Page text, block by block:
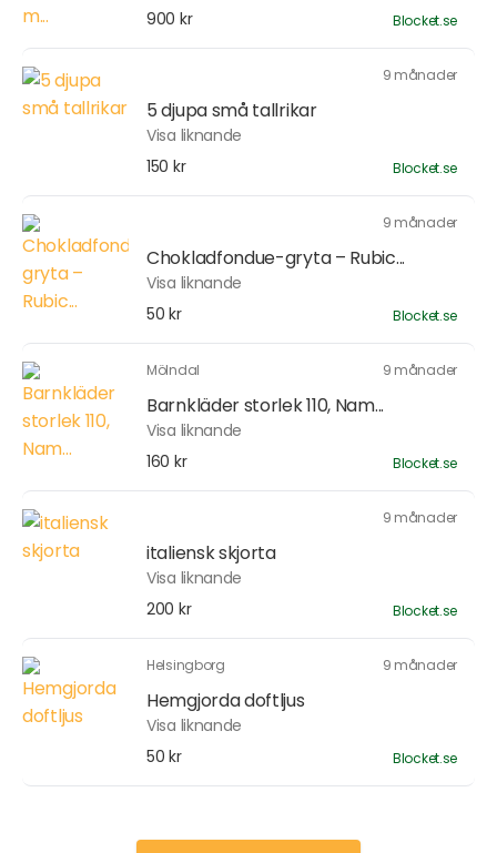
900 kr
Blocket.se
9 månader
5 djupa små tallrikar
Visa liknande
150 kr
Blocket.se
9 månader
Chokladfondue-gryta – Rubic...
Visa liknande
50 kr
Blocket.se
Mölndal 9 månader
Barnkläder storlek 110, Nam...
Visa liknande
160 kr
Blocket.se
9 månader
italiensk skjorta
Visa liknande
200 kr
Blocket.se
Helsingborg 9 månader
Hemgjorda doftljus
Visa liknande
50 kr
Blocket.se